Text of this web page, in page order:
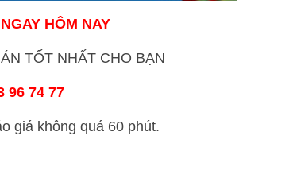
HÔM NAY
TỐT NHẤT CHO BẠN
96 74 77
giá không quá 60 phút.